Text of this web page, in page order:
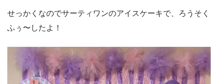
せっかくなのでサーティワンのアイスケーキで、ろうそく
ふぅ〜したよ！